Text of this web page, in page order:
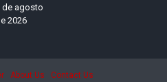
de agosto
2026
About Us
Contact Us